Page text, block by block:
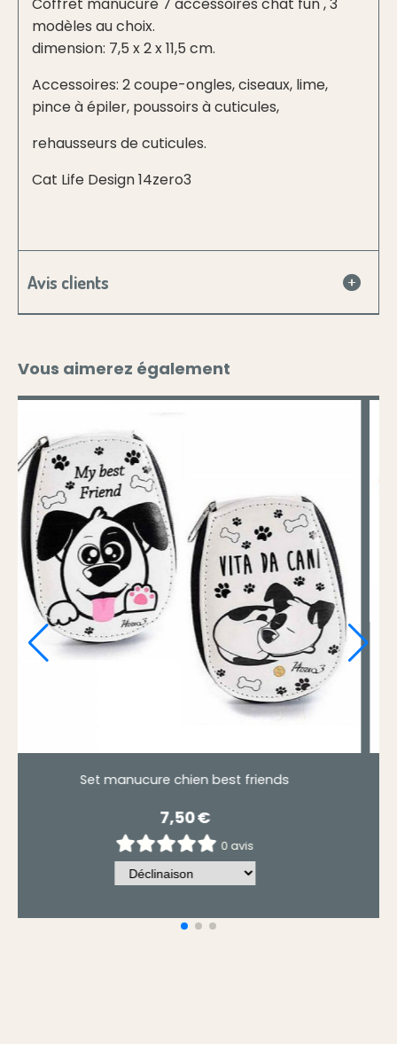
Coffret manucure 7 accessoires chat fun , 3
modèles au choix.
dimension: 7,5 x 2 x 11,5 cm.
Accessoires: 2 coupe-ongles, ciseaux, lime,
pince à épiler, poussoirs à cuticules,
rehausseurs de cuticules.
Cat Life Design 14zero3
Avis clients
Vous aimerez également
tête de chat noir ou crème
0 avis